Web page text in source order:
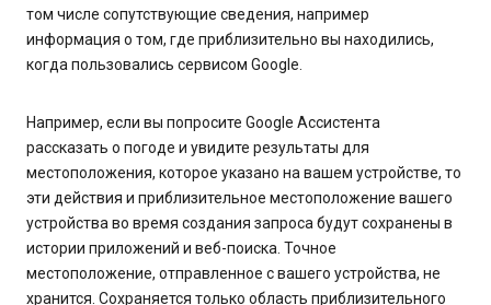
том числе сопутствующие сведения, например
информация о том, где приблизительно вы находились,
когда пользовались сервисом Google.
Например, если вы попросите Google Ассистента
рассказать о погоде и увидите результаты для
местоположения, которое указано на вашем устройстве, то
эти действия и приблизительное местоположение вашего
устройства во время создания запроса будут сохранены в
истории приложений и веб-поиска. Точное
местоположение, отправленное с вашего устройства, не
хранится. Сохраняется только область приблизительного